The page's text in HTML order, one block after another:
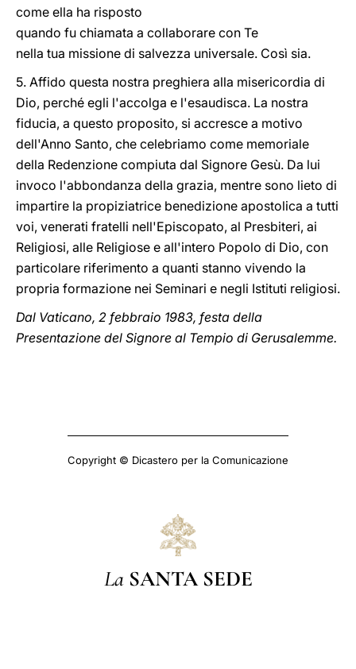
come ella ha risposto
quando fu chiamata a collaborare con Te
nella tua missione di salvezza universale. Così sia.
5. Affido questa nostra preghiera alla misericordia di
Dio, perché egli l'accolga e l'esaudisca. La nostra
fiducia, a questo proposito, si accresce a motivo
dell'Anno Santo, che celebriamo come memoriale
della Redenzione compiuta dal Signore Gesù. Da lui
invoco l'abbondanza della grazia, mentre sono lieto di
impartire la propiziatrice benedizione apostolica a tutti
voi, venerati fratelli nell'Episcopato, al Presbiteri, ai
Religiosi, alle Religiose e all'intero Popolo di Dio, con
particolare riferimento a quanti stanno vivendo la
propria formazione nei Seminari e negli Istituti religiosi.
Dal Vaticano, 2 febbraio 1983, festa della
Presentazione del Signore al Tempio di Gerusalemme.
Copyright © Dicastero per la Comunicazione
La SANTA SEDE